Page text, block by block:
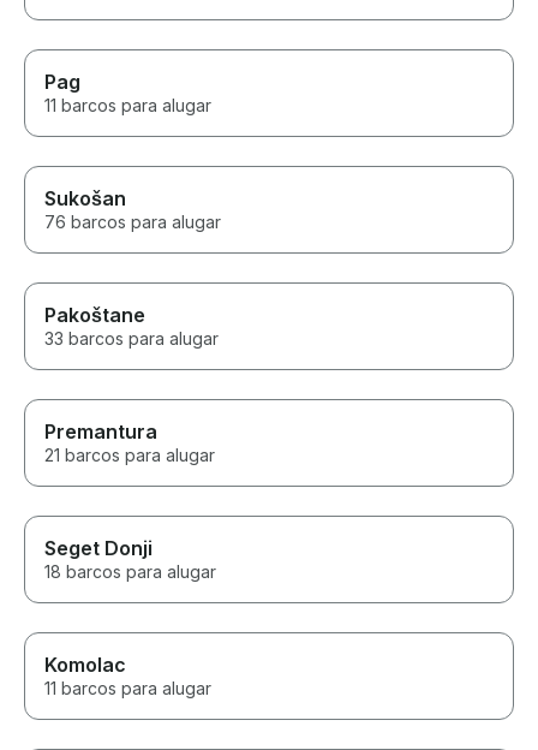
Pag
11 barcos para alugar
Sukošan
76 barcos para alugar
Pakoštane
33 barcos para alugar
Premantura
21 barcos para alugar
Seget Donji
18 barcos para alugar
Komolac
11 barcos para alugar